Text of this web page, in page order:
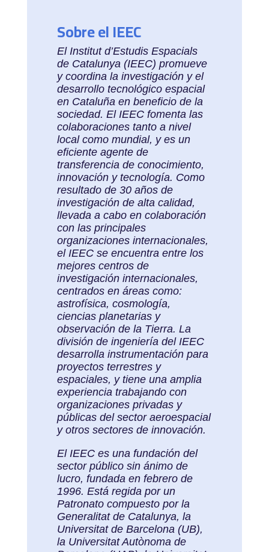
Sobre el IEEC
El Institut d’Estudis Espacials
de Catalunya (IEEC) promueve
y coordina la investigación y el
desarrollo tecnológico espacial
en Cataluña en beneficio de la
sociedad. El IEEC fomenta las
colaboraciones tanto a nivel
local como mundial, y es un
eficiente agente de
transferencia de conocimiento,
innovación y tecnología. Como
resultado de 30 años de
investigación de alta calidad,
llevada a cabo en colaboración
con las principales
organizaciones internacionales,
el IEEC se encuentra entre los
mejores centros de
investigación internacionales,
centrados en áreas como:
astrofísica, cosmología,
ciencias planetarias y
observación de la Tierra. La
división de ingeniería del IEEC
desarrolla instrumentación para
proyectos terrestres y
espaciales, y tiene una amplia
experiencia trabajando con
organizaciones privadas y
públicas del sector aeroespacial
y otros sectores de innovación.
El IEEC es una fundación del
sector público sin ánimo de
lucro, fundada en febrero de
1996. Está regida por un
Patronato compuesto por la
Generalitat de Catalunya, la
Universitat de Barcelona (UB),
la Universitat Autònoma de